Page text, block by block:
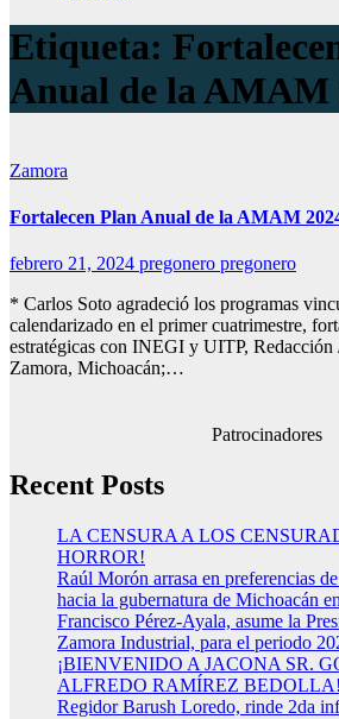
Etiqueta:
Anual de la AMAM
Zamora
Fortalecen Plan Anual de la AMAM
febrero 21, 2024 pregonero pregonero
* Carlos Soto agradeció los programas
calendarizado en el primer cuatrimestre,
estratégicas con INEGI y UITP,
Zamora, Michoacán;…
Patrocinadores
Recent Posts
LA CENSURA A LOS
HORROR!
Raúl Morón arrasa en preferencias
hacia la gubernatura de Michoacán
Francisco Pérez-Ayala, asume la
Zamora Industrial, para el periodo
¡BIENVENIDO A JACONA SR.
ALFREDO RAMÍREZ BEDOLLA!
Regidor Barush Loredo, rinde 2da